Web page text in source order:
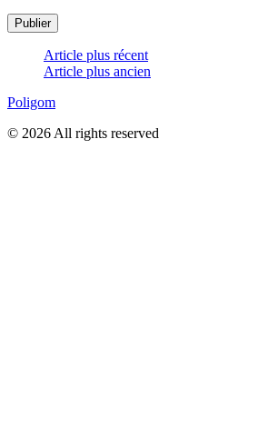
Article plus récent
Article plus ancien
Poligom
© 2026 All rights reserved